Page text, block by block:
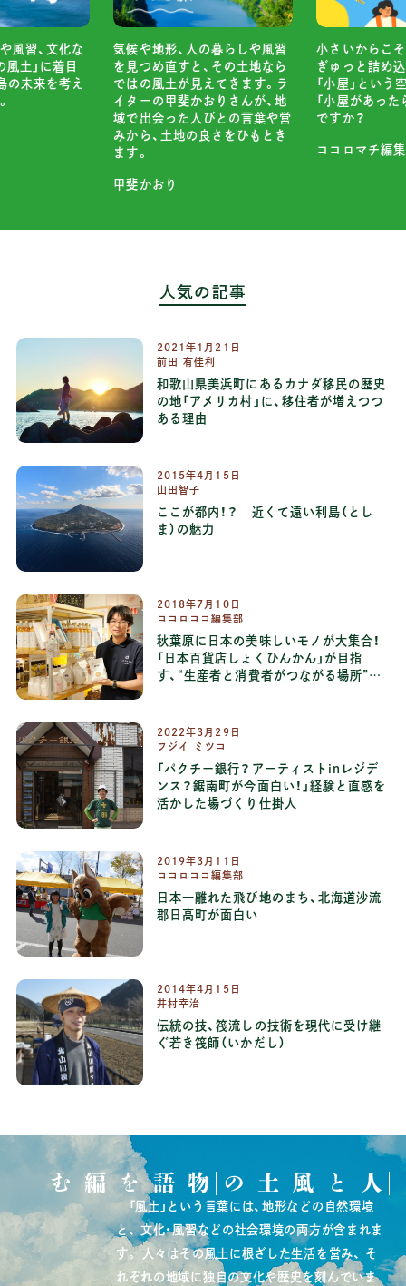
風習、文化な
風土」に着目
の未来を考え
気候や地形、人の暮らしや風習
を見つめ直すと、その土地なら
ではの風土が見えてきます。ラ
イターの甲斐かおりさんが、地
域で出会った人びとの言葉や営
みから、土地の良さをひもとき
ます。
甲斐かおり
小さいからこ
ぎゅっと詰め
「小屋」という
「小屋があった
ですか？
ココロマチ編
人気の記事
2021年1 月 21
日
前田 有佳利
和歌山県美浜町にあるカナダ移民の歴史
の地「アメリカ村」に、移住者が増えつつ
ある理由
2015年4 月 15 日
山田智子
ここが都内！？ 近くて遠い利島（とし
ま）の魅力
2018年7 月 10 日
ココロココ編集部
秋葉原に日本の美味しいモノが大集合！
「日本百貨店しょくひんかん」が目指
す、“生産者と消費者がつながる場所”と
2022年3 月 29 日
フジイ ミツコ
「パクチー銀行？アーティストinレジデ
ンス？鋸南町が今面白い！」経験と直感を
活かした場づくり仕掛人
2019年3 月 11
日
ココロココ編集部
日本一離れた飛び地のまち、北海道沙流
郡日高町が面白い
2014年4 月 15 日
井村幸治
伝統の技、筏流しの技術を現代に受け継
ぐ若き筏師（いかだし）
人と風土の
物語を編む
「風土」という言葉には、地形などの自然環境
と、 文化・風習などの社会環境の両方が含まれま
す。 人々はその風土に根ざした生活を営み、
そ
れぞれの地域に独自の文化や歴史を刻んでいま